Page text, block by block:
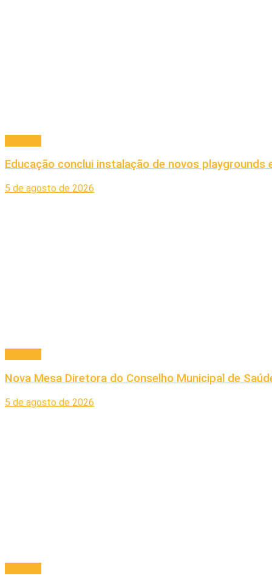
Educação conclui instalação de novos playgrounds
5 de agosto de 2026
Nova Mesa Diretora do Conselho Municipal de
5 de agosto de 2026